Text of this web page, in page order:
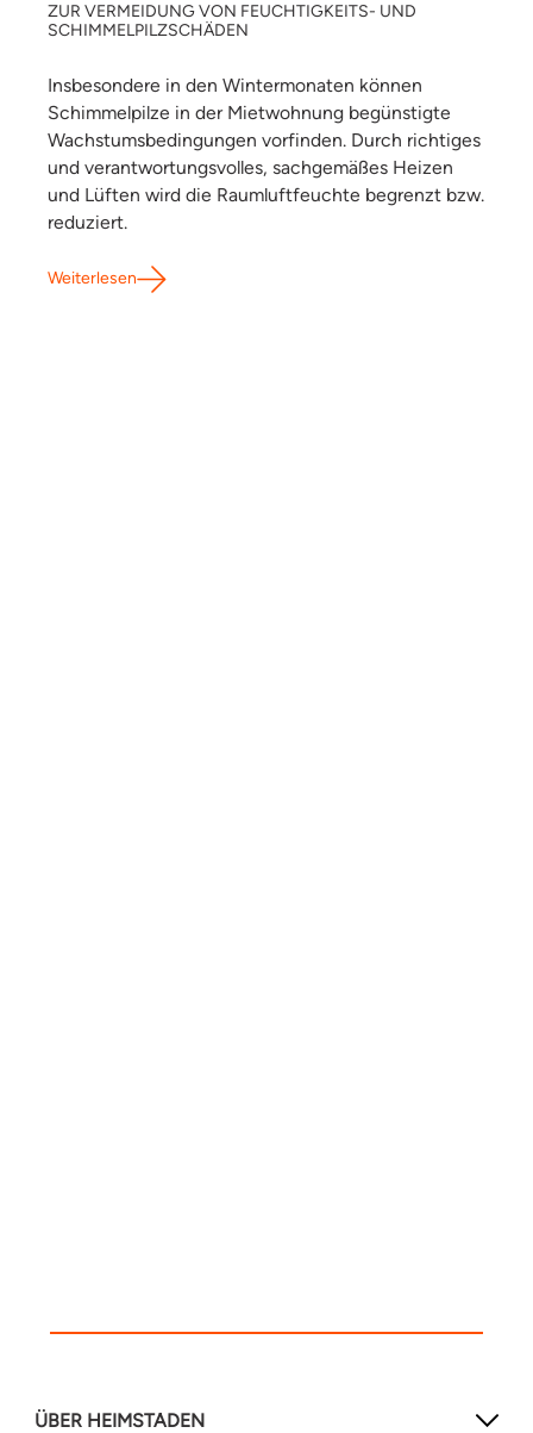
ZUR VERMEIDUNG VON FEUCHTIGKEITS- UND
SCHIMMELPILZSCHÄDEN
Insbesondere in den Wintermonaten können
Schimmelpilze in der Mietwohnung begünstigte
Wachstumsbedingungen vorfinden. Durch richtiges
und verantwortungsvolles, sachgemäßes Heizen
und Lüften wird die Raumluftfeuchte begrenzt bzw.
reduziert.
Weiterlesen
ÜBER HEIMSTADEN